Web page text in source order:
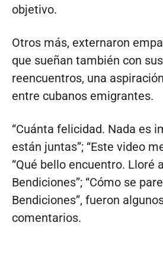
objetivo.
Otros más, externaron
que sueñan también con
reencuentros, una
entre cubanos emigrantes.
“Cuánta felicidad. Nada es
están juntas”; “Este video
“Qué bello encuentro. Lloré
Bendiciones”; “Cómo se
Bendiciones”, fueron
comentarios.